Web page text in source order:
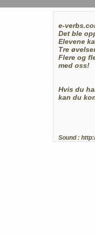
e-
Det ble
Elevene
Tre
Flere og
med oss!
Hvis du
kan du
Sound :